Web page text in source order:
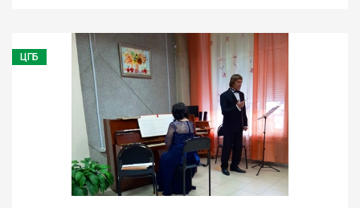
ЦГБ